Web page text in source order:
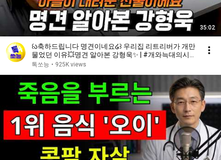
35:02
꒰ა축하드립니다 명견이네요໒꒱ 우리집 리트리버가 개만
물었던 이유💥명견 알아본 강형욱✨ | #개와늑대의시간
2 6회
톡쏘능 • 925K views